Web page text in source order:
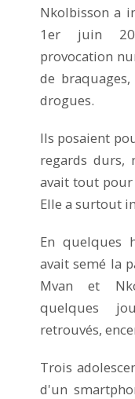
Nkolbisson a
1er juin
provocation
de
drogues.
Ils posaient
regards durs,
avait tout
Elle a surtout
En quelques
avait semé la
Mvan et
quelques
retrouvés,
Trois
d'un